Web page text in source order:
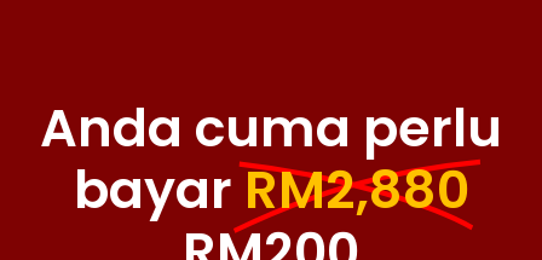
Anda cuma perlu
bayarRM2,880